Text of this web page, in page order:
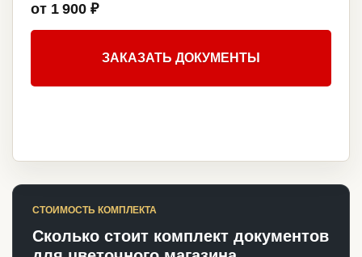
от 1 900 ₽
ЗАКАЗАТЬ ДОКУМЕНТЫ
СТОИМОСТЬ КОМПЛЕКТА
Сколько стоит комплект документов